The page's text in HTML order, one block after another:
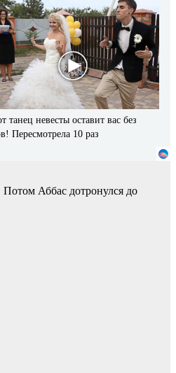
танец невесты оставит вас без
Пересмотрела 10 раз
Аббас дотронулся до